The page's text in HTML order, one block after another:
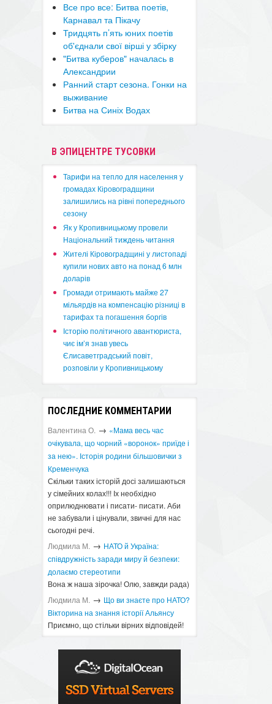
Все про все: Битва поетів,
Карнавал та Пікачу
Тридцять п’ять юних поетів
об'єднали свої вірші у збірку
"Битва куберов" началась в
Александрии
Ранний старт сезона. Гонки на
выживание
Битва на Синіх Водах
В ЭПИЦЕНТРЕ ТУСОВКИ
​Тарифи на тепло для населення у
громадах Кіровоградщини
залишились на рівні попереднього
сезону
​Як у Кропивницькому провели
Національний тиждень читання
​Жителі Кіровоградщині у листопаді
купили нових авто на понад 6 млн
доларів
​Громади отримають майже 27
мільярдів на компенсацію різниці в
тарифах та погашення боргів
Історію політичного авантюриста,
чиє ім’я знав увесь
Єлисаветградський повіт,
розповіли у Кропивницькому
ПОСЛЕДНИЕ КОММЕНТАРИИ
Валентина О. → «Мама весь час
очікувала, що чорний «воронок» приїде і
за нею». Історія родини більшовички з
Кременчука
Скільки таких історій досі залишаються
у сімейних колах!!! Іх необхідно
оприлюднювати і писати- писати. Аби
не забували і цінували, звичні для нас
сьогодні речі.
Людмила М. → ​НАТО й Україна:
співдружність заради миру й безпеки:
долаємо стереотипи
Вона ж наша зірочка! Олю, завжди рада)
Людмила М. → Що ви знаєте про НАТО?
Вікторина на знання історії Альянсу ​
Приємно, що стільки вірних відповідей!